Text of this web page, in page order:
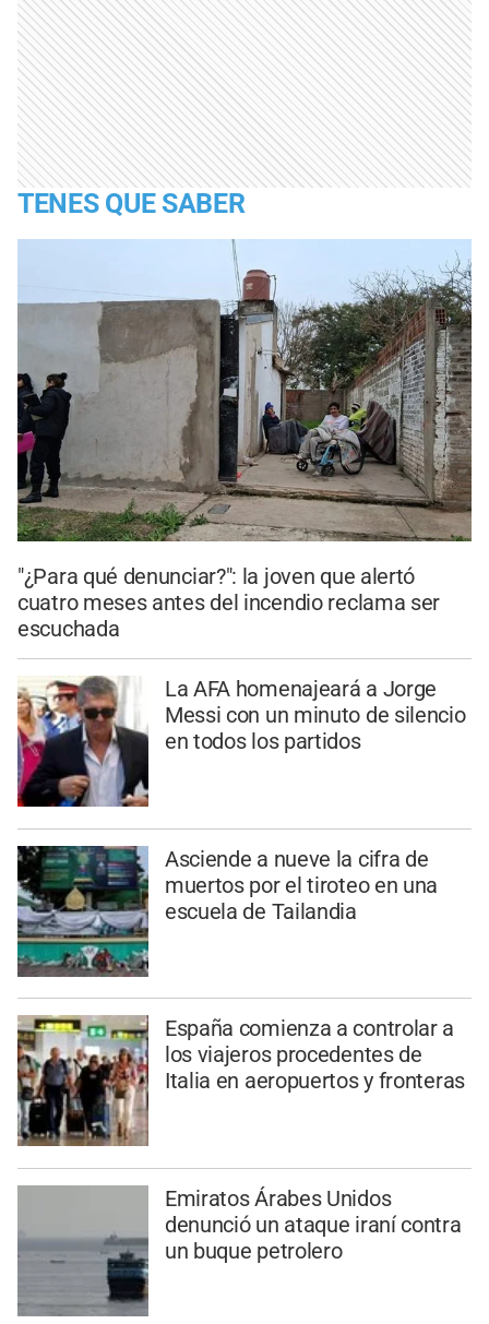
TENES QUE SABER
"¿Para qué denunciar?": la joven que alertó
cuatro meses antes del incendio reclama ser
escuchada
La AFA homenajeará a Jorge
Messi con un minuto de silencio
en todos los partidos
Asciende a nueve la cifra de
muertos por el tiroteo en una
escuela de Tailandia
España comienza a controlar a
los viajeros procedentes de
Italia en aeropuertos y fronteras
Emiratos Árabes Unidos
denunció un ataque iraní contra
un buque petrolero